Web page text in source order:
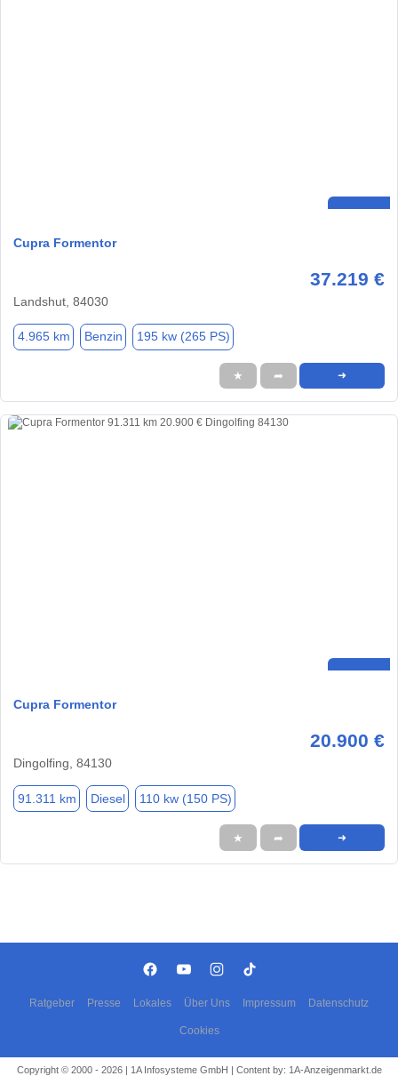
Cupra Formentor
37.219 €
Landshut, 84030
4.965 km Benzin 195 kw (265 PS)
★ ➦ ➜
Cupra Formentor
20.900 €
Dingolfing, 84130
91.311 km Diesel 110 kw (150 PS)
★ ➦ ➜
Ratgeber Presse Lokales Über Uns Impressum Datenschutz
Cookies
Copyright © 2000 - 2026 | 1A Infosysteme GmbH | Content by: 1A-Anzeigenmarkt.de